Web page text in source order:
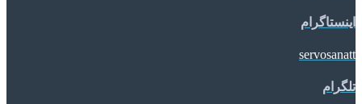
اینستاگرام
servosanatt
تلگرام